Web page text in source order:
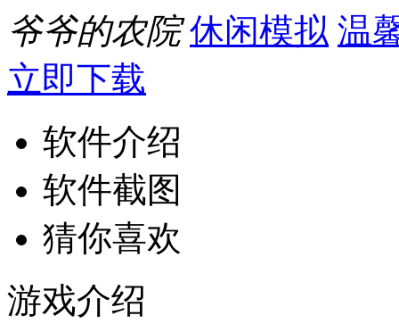
爷爷的农院 休闲模拟 温
立即下载
软件介绍
软件截图
猜你喜欢
游戏介绍